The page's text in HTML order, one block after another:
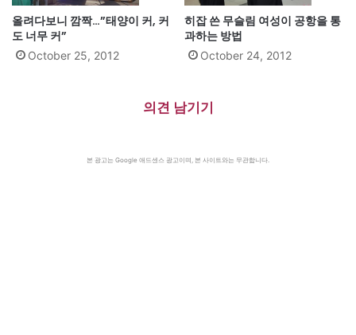
올려다보니 깜짝…”태양이 커, 커
도 너무 커”
October 25, 2012
히잡 쓴 무슬림 여성이 공항을 통
과하는 방법
October 24, 2012
의견 남기기
본 광고는 Google 애드센스 광고이며, 본 사이트와는 무관합니다.